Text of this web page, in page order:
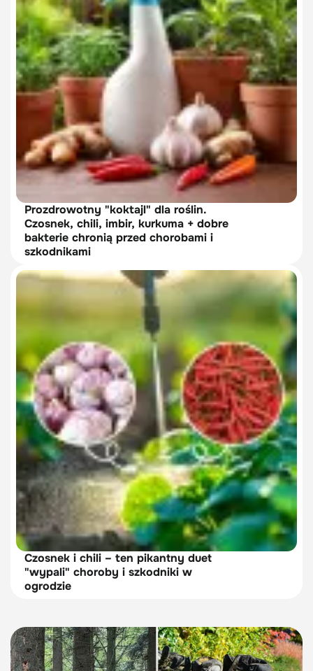
Prozdrowotny "koktajl" dla roślin.
Czosnek, chili, imbir, kurkuma + dobre
bakterie chronią przed chorobami i
szkodnikami
Czosnek i chili – ten pikantny duet
"wypali" choroby i szkodniki w
ogrodzie